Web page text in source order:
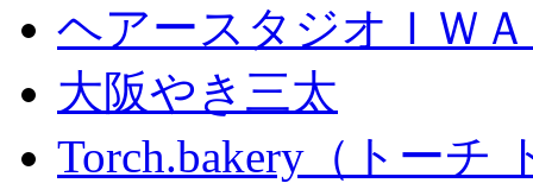
ヘアースタジオＩＷ
大阪やき三太
Torch.bakery（トーチ